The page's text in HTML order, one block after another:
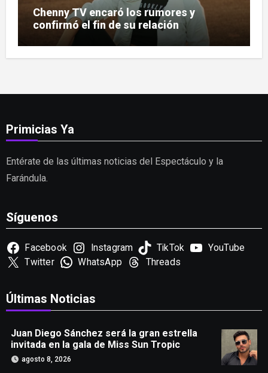
Chenny TV encaró los rumores y
confirmó el fin de su relación
Primicias Ya
Entérate de las últimas noticias del Espectáculo y la
Farándula.
Síguenos
Facebook Instagram TikTok
YouTube
Twitter
WhatsApp Threads
Últimas Noticias
Juan Diego Sánchez será la gran estrella
invitada en la gala de Miss Sun Tropic
agosto 8, 2026